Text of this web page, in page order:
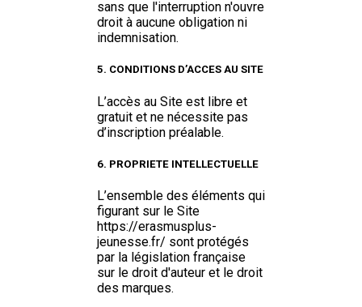
sans que l'interruption n'ouvre
droit à aucune obligation ni
indemnisation.
5. CONDITIONS D’ACCES AU SITE
L’accès au Site est libre et
gratuit et ne nécessite pas
d’inscription préalable.
6. PROPRIETE INTELLECTUELLE
L’ensemble des éléments qui
figurant sur le Site
https://erasmusplus-
jeunesse.fr/ sont protégés
par la législation française
sur le droit d'auteur et le droit
des marques.